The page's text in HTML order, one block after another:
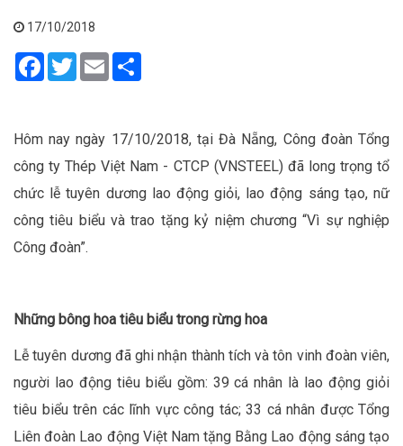
17/10/2018
Facebook
TwitterEmail
Hôm nay ngày 17/10/2018, tại Đà Nẵng, Công đoàn Tổng
công ty Thép Việt Nam - CTCP (VNSTEEL) đã long trọng tổ
chức lễ tuyên dương lao động giỏi, lao động sáng tạo, nữ
công tiêu biểu và trao tặng kỷ niệm chương “Vì sự nghiệp
Công đoàn”.
Những bông hoa tiêu biểu trong rừng hoa
Lễ tuyên dương đã ghi nhận thành tích và tôn vinh đoàn viên,
người lao động tiêu biểu gồm: 39 cá nhân là lao động giỏi
tiêu biểu trên các lĩnh vực công tác; 33 cá nhân được Tổng
Liên đoàn Lao động Việt Nam tặng Bằng Lao động sáng tạo